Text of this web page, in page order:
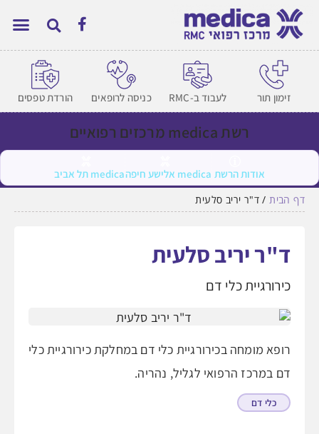
זימון תור לעבוד ב-RMC כניסה לרופאים הורדת טפסים
רשת medica מרכזים רפואיים
אודות הרשת medica אלישע חיפה
medica תל אביב
דף הבית/ד"ר יריב סלעית
ד"ר יריב סלעית
כירורגיית כלי דם
רופא מומחה בכירורגיית כלי דם במחלקת כירורגיית כלי
דם במרכז הרפואי לגליל, נהריה.
כלי דם